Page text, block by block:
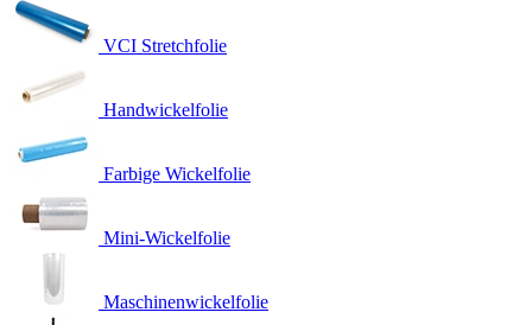
VCI Stretchfolie
Handwickelfolie
Farbige Wickelfolie
Mini-Wickelfolie
Maschinenwickelfolie